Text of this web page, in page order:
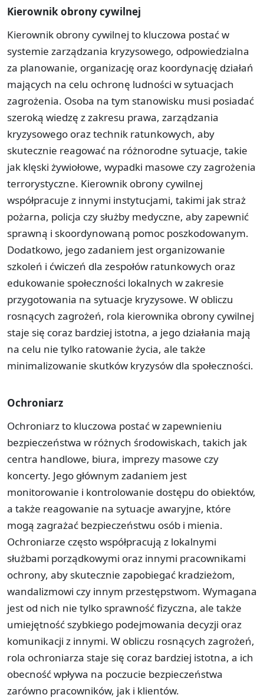
Kierownik obrony cywilnej
Kierownik obrony cywilnej to kluczowa postać w
systemie zarządzania kryzysowego, odpowiedzialna
za planowanie, organizację oraz koordynację działań
mających na celu ochronę ludności w sytuacjach
zagrożenia. Osoba na tym stanowisku musi posiadać
szeroką wiedzę z zakresu prawa, zarządzania
kryzysowego oraz technik ratunkowych, aby
skutecznie reagować na różnorodne sytuacje, takie
jak klęski żywiołowe, wypadki masowe czy zagrożenia
terrorystyczne. Kierownik obrony cywilnej
współpracuje z innymi instytucjami, takimi jak straż
pożarna, policja czy służby medyczne, aby zapewnić
sprawną i skoordynowaną pomoc poszkodowanym.
Dodatkowo, jego zadaniem jest organizowanie
szkoleń i ćwiczeń dla zespołów ratunkowych oraz
edukowanie społeczności lokalnych w zakresie
przygotowania na sytuacje kryzysowe. W obliczu
rosnących zagrożeń, rola kierownika obrony cywilnej
staje się coraz bardziej istotna, a jego działania mają
na celu nie tylko ratowanie życia, ale także
minimalizowanie skutków kryzysów dla społeczności.
Ochroniarz
Ochroniarz to kluczowa postać w zapewnieniu
bezpieczeństwa w różnych środowiskach, takich jak
centra handlowe, biura, imprezy masowe czy
koncerty. Jego głównym zadaniem jest
monitorowanie i kontrolowanie dostępu do obiektów,
a także reagowanie na sytuacje awaryjne, które
mogą zagrażać bezpieczeństwu osób i mienia.
Ochroniarze często współpracują z lokalnymi
służbami porządkowymi oraz innymi pracownikami
ochrony, aby skutecznie zapobiegać kradzieżom,
wandalizmowi czy innym przestępstwom. Wymagana
jest od nich nie tylko sprawność fizyczna, ale także
umiejętność szybkiego podejmowania decyzji oraz
komunikacji z innymi. W obliczu rosnących zagrożeń,
rola ochroniarza staje się coraz bardziej istotna, a ich
obecność wpływa na poczucie bezpieczeństwa
zarówno pracowników, jak i klientów.